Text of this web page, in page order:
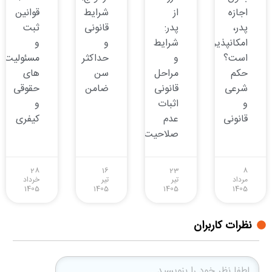
اجازه
پدر،
امکانپذیر
است؟
حکم
شرعی
و
قانونی
8
مرداد
1405
از
پدر:
شرایط
و
مراحل
قانونی
اثبات
عدم
صلاحیت
23
تیر
1405
شرایط
قانونی
و
حداکثر
سن
ضامن
16
تیر
1405
قوانین
ثبت
و
مسئولیت
های
حقوقی
و
کیفری
28
خرداد
1405
نظرات کاربران